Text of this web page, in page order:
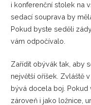
i konferenční stolek na
sedací souprava by
Pokud byste seděli
vám odpočívalo.
Zařídit obývák tak, aby
největší oříšek. Zvláště
bývá docela boj.
zároveň i jako ložnice,